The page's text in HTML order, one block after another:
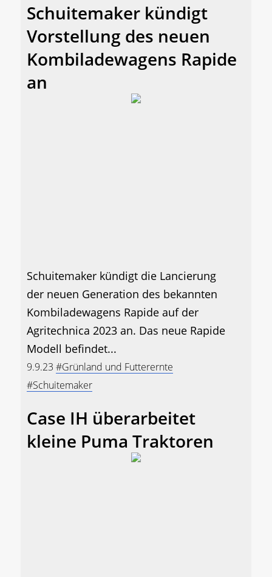
Schuitemaker kündigt
Vorstellung des neuen
Kombiladewagens Rapide
an
Schuitemaker kündigt die Lancierung
der neuen Generation des bekannten
Kombiladewagens Rapide auf der
Agritechnica 2023 an. Das neue Rapide
Modell befindet...
9.9.23 #Grünland und Futterernte
#Schuitemaker
Case IH überarbeitet
kleine Puma Traktoren